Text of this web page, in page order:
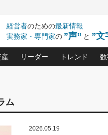
経営者のための最新情報
実務家・専門家の ”声” と ”文
田尚哉氏(5)
ック(240)
訣 圧倒的に儲かる仕組みづくり
る！一流グローバル経営者は知
産
なたの会社と資産を守る一手
うなる金融業界(39)
中国経済の最新動向(204)
リーダー
ビジネスリーダー×次の
トレンド
ム
2026.05.19